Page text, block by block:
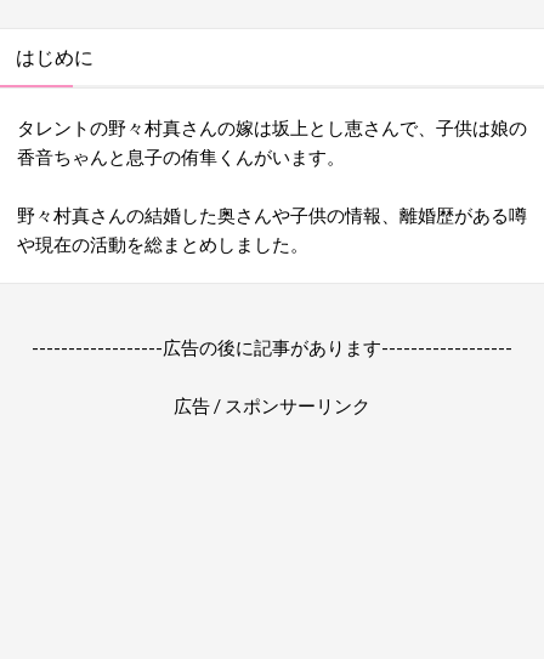
はじめに
タレントの野々村真さんの嫁は坂上とし恵さんで、子供は娘の
香音ちゃんと息子の侑隼くんがいます。
野々村真さんの結婚した奥さんや子供の情報、離婚歴がある噂
や現在の活動を総まとめしました。
------------------広告の後に記事があります------------------
広告 / スポンサーリンク